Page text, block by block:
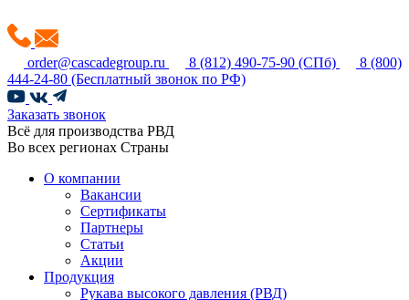
order@cascadegroup.ru 8 (812) 490-75-90 (СПб)
8 (800)
444-24-80 (Бесплатный звонок по РФ)
Заказать звонок
Всё для производства РВД
Во всех регионах Страны
О компании
Вакансии
Сертификаты
Партнеры
Статьи
Акции
Продукция
Рукава высокого давления (РВД)